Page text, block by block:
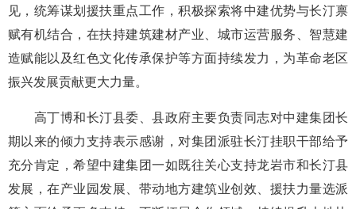
见，统筹谋划援扶重点工作，积极探索将中建优势与长汀禀
赋有机结合，在扶持建筑建材产业、城市运营服务、智慧建
造赋能以及红色文化传承保护等方面持续发力，为革命老区
振兴发展贡献更大力量。
高丁博和长汀县委、县政府主要负责同志对中建集团长
期以来的倾力支持表示感谢，对集团派驻长汀挂职干部给予
充分肯定，希望中建集团一如既往关心支持龙岩市和长汀县
发展，在产业园发展、带动地方建筑业创效、援扶力量选派